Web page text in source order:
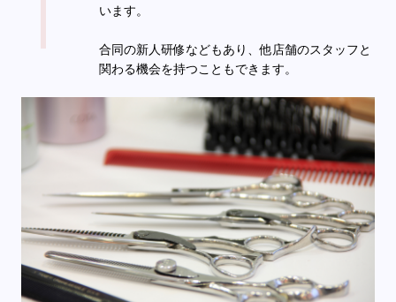
います。
合同の新人研修などもあり、他店舗のスタッフと
関わる機会を持つこともできます。